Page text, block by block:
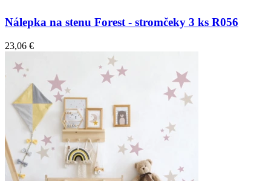
Nálepka na stenu Forest - stromčeky 3 ks R056
23,06 €